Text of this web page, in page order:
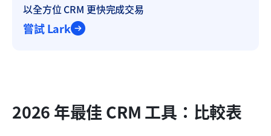
以全方位 CRM 更快完成交易
嘗試 Lark
2026 年最佳 CRM 工具：比較表